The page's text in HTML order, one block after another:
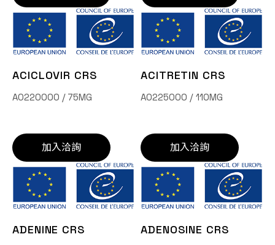
ACICLOVIR CRS
A0220000 / 75MG
加入洽詢
ACITRETIN CRS
A0225000 / 110MG
加入洽詢
ADENINE CRS ADENOSINE CRS